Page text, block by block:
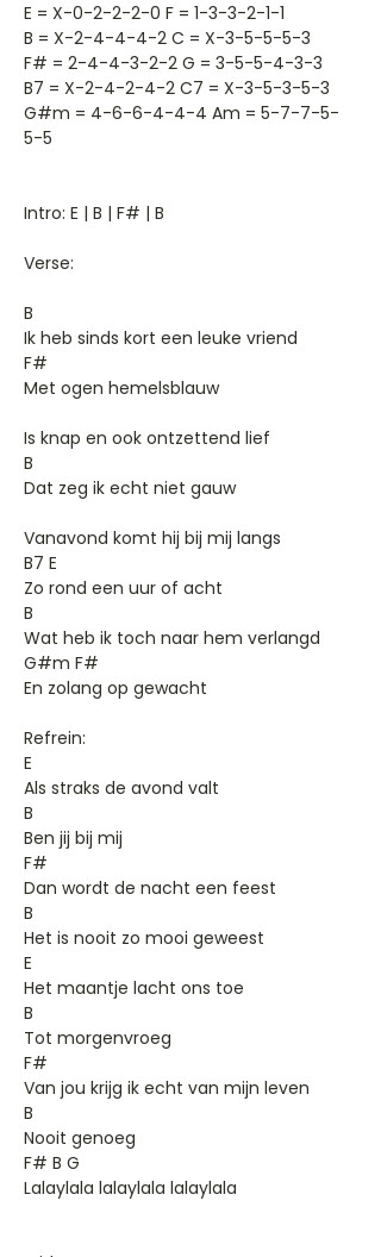
E = X-0-2-2-2-0 F = 1-3-3-2-1-1
B = X-2-4-4-4-2 C = X-3-5-5-5-3
F# = 2-4-4-3-2-2 G = 3-5-5-4-3-3
B7 = X-2-4-2-4-2 C7 = X-3-5-3-5-3
G#m = 4-6-6-4-4-4 Am = 5-7-7-5-
5-5
Intro: E | B | F# | B
Verse:
B
Ik heb sinds kort een leuke vriend
F#
Met ogen hemelsblauw
Is knap en ook ontzettend lief
B
Dat zeg ik echt niet gauw
Vanavond komt hij bij mij langs
B7 E
Zo rond een uur of acht
B
Wat heb ik toch naar hem verlangd
G#m F#
En zolang op gewacht
Refrein:
E
Als straks de avond valt
B
Ben jij bij mij
F#
Dan wordt de nacht een feest
B
Het is nooit zo mooi geweest
E
Het maantje lacht ons toe
B
Tot morgenvroeg
F#
Van jou krijg ik echt van mijn leven
B
Nooit genoeg
F# B G
Lalaylala lalaylala lalaylala